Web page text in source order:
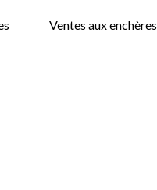
Ventes aux enchères